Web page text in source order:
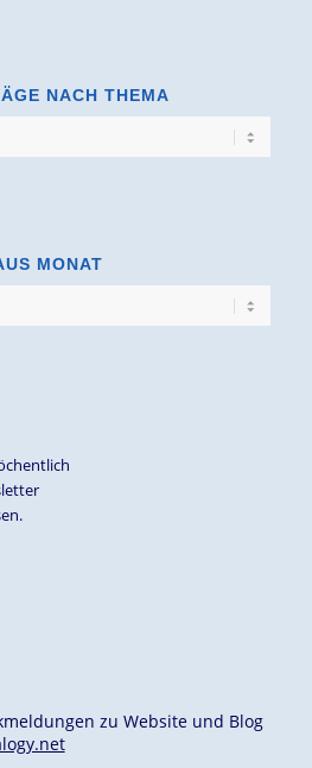
NACH THEMA
MONAT
zu Website und Blog